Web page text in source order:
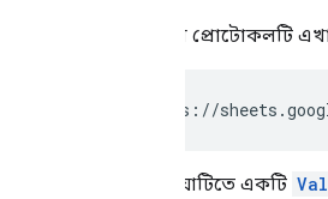
অনুরোধ প্রোটোকলটি
GET https://
প্রতিক্রিয়াটিতে একটি